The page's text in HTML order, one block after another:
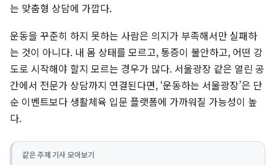
는 맞춤형 상담에 가깝다.
운동을 꾸준히 하지 못하는 사람은 의지가 부족해서만 실패하
는 것이 아니다. 내 몸 상태를 모르고, 통증이 불안하고, 어떤 강
도로 시작해야 할지 모르는 경우가 많다. 서울광장 같은 열린 공
간에서 전문가 상담까지 연결된다면, ‘운동하는 서울광장’은 단
순 이벤트보다 생활체육 입문 플랫폼에 가까워질 가능성이 높
다.
같은 주제 기사 모아보기